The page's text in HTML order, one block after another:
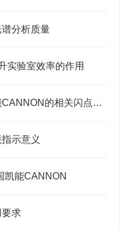
分析质量
实验室效率的作用
闪点标油相关标准及美国凯能CANNON的相关闪点标准
示意义
凯能CANNON
求